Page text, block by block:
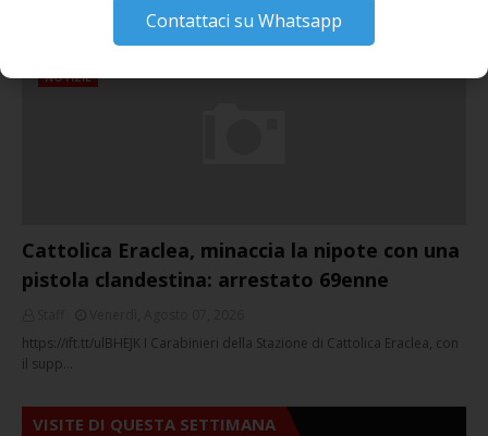
Contattaci su Whatsapp
NOTIZIE
Cattolica Eraclea, minaccia la nipote con una
pistola clandestina: arrestato 69enne
https://ift.tt/ulBHEJK I Carabinieri della Stazione di Cattolica Eraclea, con
il supp…
VISITE DI QUESTA SETTIMANA